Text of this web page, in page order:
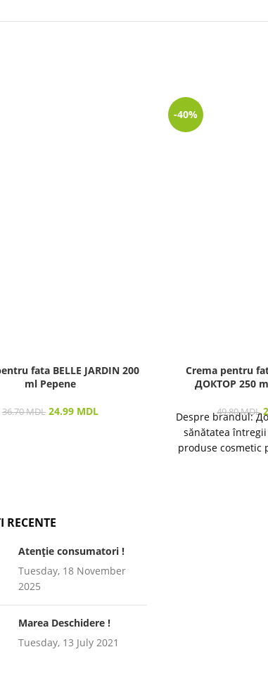
fata BELLE JARDIN 200
ml Pepene
36.70MDL 24.99 MDL
-40%
Crema pentru
ДОКТОР 250
49.80MDL
Despre brandul:
sănătatea
produse cosmetic
RECENTE
Atenție consumatori !
Tuesday, 18 November
2025
Marea Deschidere !
Tuesday, 13 July 2021